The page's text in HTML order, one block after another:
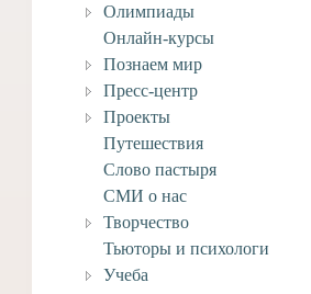
Поздравляем учащегося
заочного отделения Анри
А. с творческими
Олимпиады
Онлайн-курсы
Познаем мир
Пресс-центр
Проекты
Путешествия
Слово пастыря
СМИ о нас
Творчество
Тьюторы и психологи
Учеба